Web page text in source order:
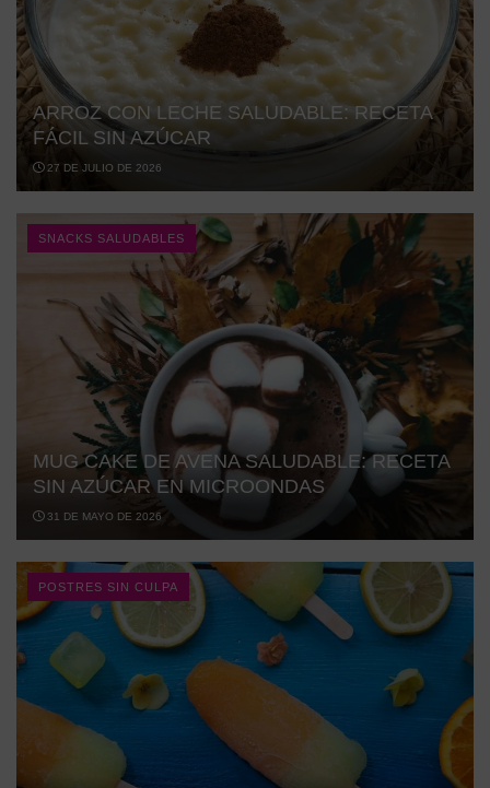
ARROZ CON LECHE SALUDABLE: RECETA
FÁCIL SIN AZÚCAR
27 DE JULIO DE 2026
SNACKS SALUDABLES
MUG CAKE DE AVENA SALUDABLE: RECETA
SIN AZÚCAR EN MICROONDAS
31 DE MAYO DE 2026
POSTRES SIN CULPA